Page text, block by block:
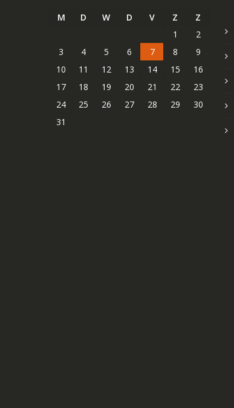
M D W D V Z
Z
1
2
3
4 5 6 7 8
9
10
11 12 13 14 15
16
17
18 19 20 21 22
23
24
25 26 27 28 29
30
31